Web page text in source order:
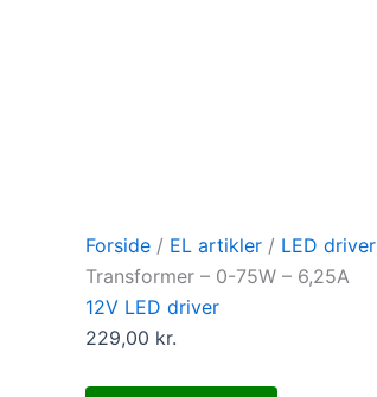
Forside / EL artikler / LED driver
Transformer – 0-75W – 6,25A
12V LED driver
229,00 kr.